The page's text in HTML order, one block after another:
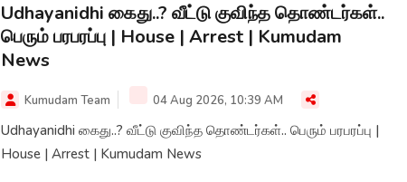
Udhayanidhi கைது..? வீட்டு குவிந்த தொண்டர்கள்..
பெரும் பரபரப்பு | House | Arrest | Kumudam
News
Kumudam Team 04 Aug 2026, 10:39 AM
Udhayanidhi கைது..? வீட்டு குவிந்த தொண்டர்கள்.. பெரும் பரபரப்பு |
House | Arrest | Kumudam News